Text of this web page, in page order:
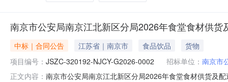
南京市公安局南京江北新区分局2026年食堂食材供货
中标｜合同公告 江苏省｜南京市 食品饮品
货物
项目编号： JSZC-320192-NJCY-G2026-0002 招标单位： 南京市
正文内容： 南京市公安局南京江北新区分局2026年食堂食材供货及